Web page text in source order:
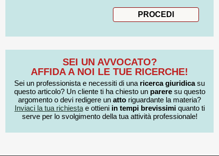
SEI UN AVVOCATO?
AFFIDA A NOI LE TUE RICERCHE!
Sei un professionista e necessiti di una ricerca giuridicasu
questo articolo? Un cliente ti ha chiesto un pareresu questo
argomento o devi redigere un atto riguardante la materia?
Inviaci la tua richiestae ottieni in tempi brevissimiquanto ti
serve per lo svolgimento della tua attività professionale!